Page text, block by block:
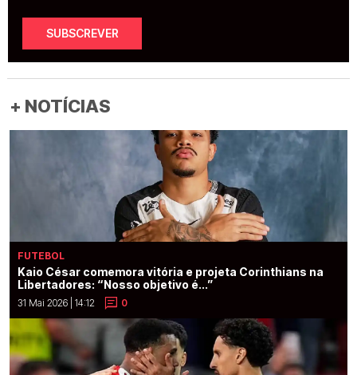
SUBSCREVER
+ NOTÍCIAS
FUTEBOL
Kaio César comemora vitória e projeta Corinthians na
Libertadores: “Nosso objetivo é...”
31 Mai 2026 | 14:12 0